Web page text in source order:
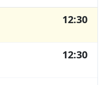
12:30
12:30